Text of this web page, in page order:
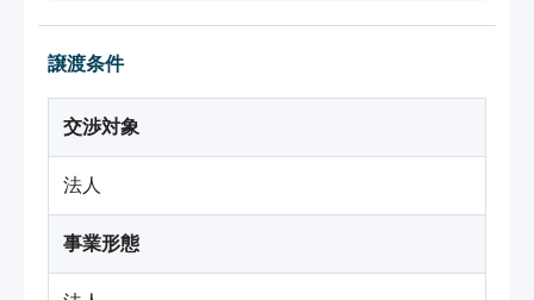
譲渡条件
交渉対象
法人
事業形態